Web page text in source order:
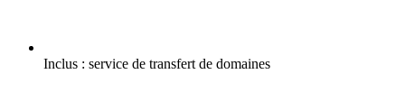
Inclus : service de transfert de domaines